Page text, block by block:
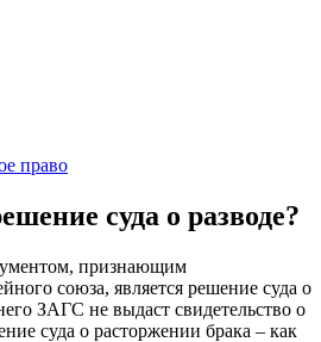
право
суда о разводе?
признающим
союза, является решение суда о
ЗАГС не выдаст свидетельство о
суда о расторжении брака – как